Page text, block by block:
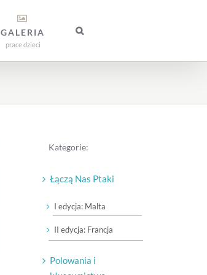
GALERIA
prace dzieci
Kategorie:
Łączą Nas Ptaki
I edycja: Malta
II edycja: Francja
Polowania i